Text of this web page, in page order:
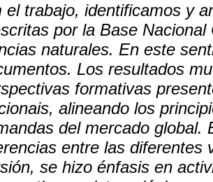
el trabajo, identificamos y
por la Base
naturales. En este
Los resultados
formativas
alineando los
del mercado global.
entre las diferentes
se hizo énfasis en